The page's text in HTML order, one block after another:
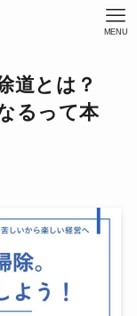
MENU
道とは？
るって本